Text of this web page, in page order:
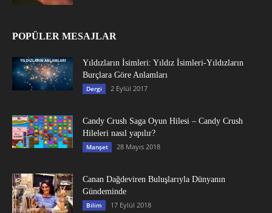
POPÜLER MESAJLAR
Yıldızların İsimleri: Yıldız İsimleri-Yıldızların
Burçlara Göre Anlamları
Dergi 2 Eylül 2017
Candy Crush Saga Oyun Hilesi – Candy Crush
Hileleri nasıl yapılır?
Manşet 28 Mayıs 2018
Canan Dağdeviren Buluşlarıyla Dünyanın
Gündeminde
Bilim 17 Eylül 2018